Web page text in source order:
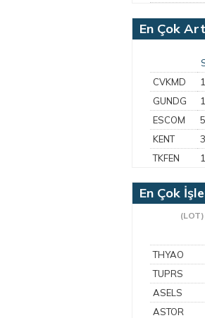
En Çok
CVKMD
GUNDG
ESCOM
KENT
TKFEN
En Çok
(LOT)
THYAO
TUPRS
ASELS
ASTOR